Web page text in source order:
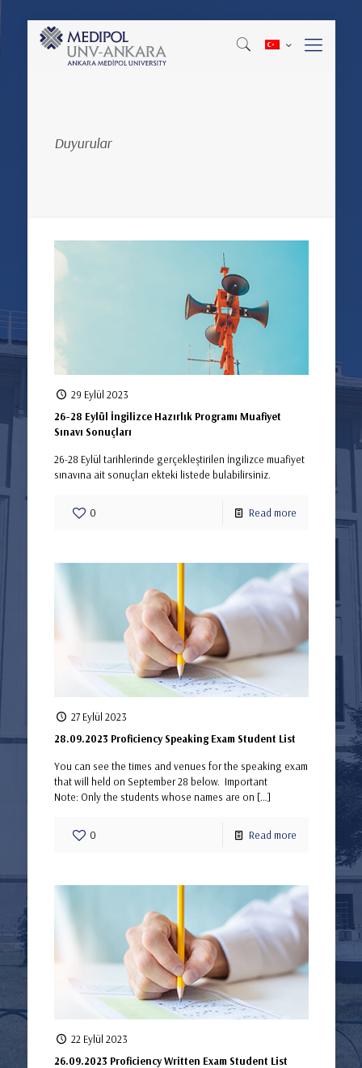
Duyurular
29 Eylül 2023
26-28 Eylül İngilizce Hazırlık Programı Muafiyet
Sınavı Sonuçları
26-28 Eylül tarihlerinde gerçekleştirilen İngilizce muafiyet
sınavına ait sonuçları ekteki listede bulabilirsiniz.
0 Read more
27 Eylül 2023
28.09.2023 Proficiency Speaking Exam Student List
You can see the times and venues for the speaking exam
that will held on September 28 below. Important
Note: Only the students whose names are on […]
0 Read more
22 Eylül 2023
26.09.2023 Proficiency Written Exam Student List